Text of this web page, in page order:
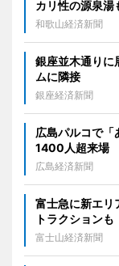
カリ性の源泉湯
和歌山経済新聞
銀座並木通り
ムに隣接
銀座経済新聞
広島パルコで
1400人超来場
広島経済新聞
富士急に新エ
トラクションも
富士山経済新聞